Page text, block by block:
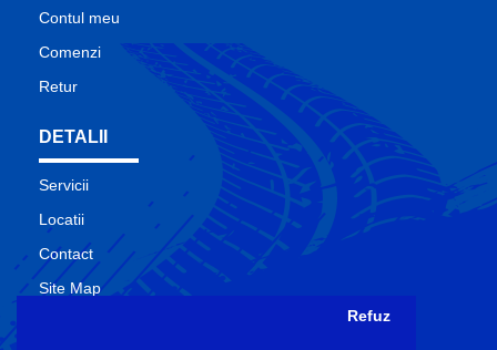
Refuz
Contul meu
Comenzi
Retur
DETALII
Servicii
Locatii
Contact
Site Map